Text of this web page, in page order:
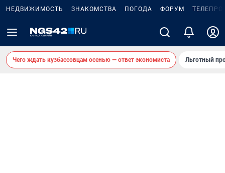
НЕДВИЖИМОСТЬ ЗНАКОМСТВА ПОГОДА ФОРУМ
Чего ждать кузбассовцам осенью — ответ экономиста Льготный